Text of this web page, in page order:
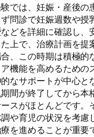
では、妊娠・産後の
問診で妊娠週数や授
どを詳細に確認し、
上で、治療計画を提
、この時期は積極的
機能を高めるための
なサポートが中心と
間が終了してから本
スがほとんどです。
や育児の状況を考慮
を進めることが重要